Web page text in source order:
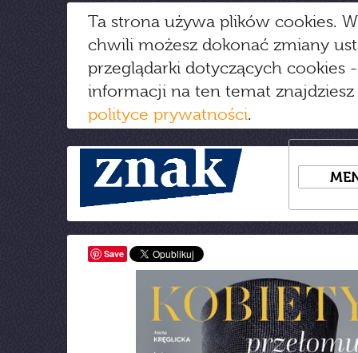
Ta strona używa plików cookies.
chwili możesz dokonać zmiany
przeglądarki dotyczących cookies
informacji na ten temat
polityce prywatności.
Save